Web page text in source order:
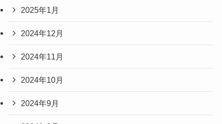
2025年1月
2024年12月
2024年11月
2024年10月
2024年9月